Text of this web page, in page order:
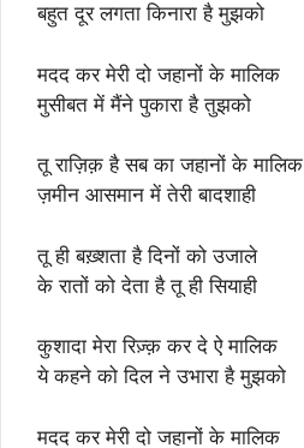
बहुत दूर लगता किनारा है मुझको
मदद कर मेरी दो जहानों के मालिक
मुसीबत में मैंने पुकारा है तुझको
तू राज़िक़ है सब का जहानों के मालिक
ज़मीन आसमान में तेरी बादशाही
तू ही बख़्शता है दिनों को उजाले
के रातों को देता है तू ही सियाही
कुशादा मेरा रिज़्क़ कर दे ऐ मालिक
ये कहने को दिल ने उभारा है मुझको
मदद कर मेरी दो जहानों के मालिक